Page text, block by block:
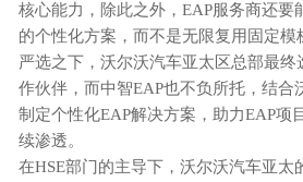
核心能力，除此之外，EAP服务商还要
的个性化方案，而不是无限复用固定模
严选之下，沃尔沃汽车亚太区总部最终
作伙伴，而中智EAP也不负所托，结合
制定个性化EAP解决方案，助力EAP项
续渗透。
在HSE部门的主导下，沃尔沃汽车亚太